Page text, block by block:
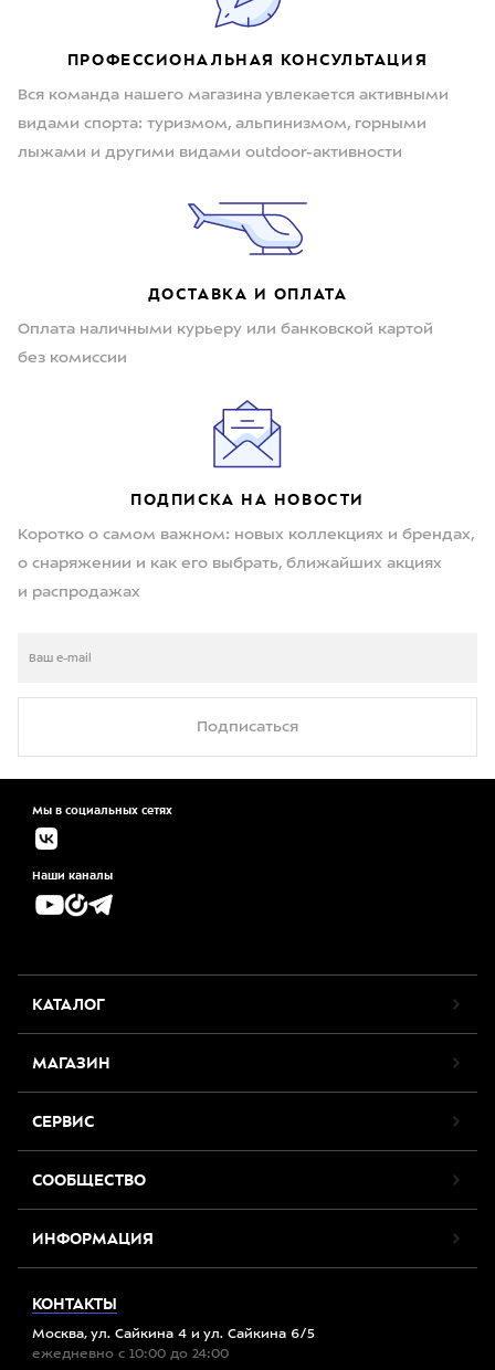
ПРОФЕССИОНАЛЬНАЯ КОНСУЛЬТАЦИЯ
Вся команда нашего магазина увлекается активными
видами спорта: туризмом, альпинизмом, горными
лыжами и другими видами outdoor-активности
ДОСТАВКА И ОПЛАТА
Оплата наличными курьеру или банковской картой
без комиссии
ПОДПИСКА НА НОВОСТИ
Коротко о самом важном: новых коллекциях и брендах,
о снаряжении и как его выбрать, ближайших акциях
и распродажах
Подписаться
Мы в социальных сетях
Наши каналы
КАТАЛОГ
МАГАЗИН
СЕРВИС
СООБЩЕСТВО
ИНФОРМАЦИЯ
КОНТАКТЫ
Москва, ул. Сайкина 4 и ул. Сайкина 6/5
ежедневно с 10:00 до 24:00